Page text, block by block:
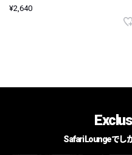
¥2,640
Safari Loungeでし